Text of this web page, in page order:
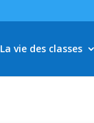
La vie des classes